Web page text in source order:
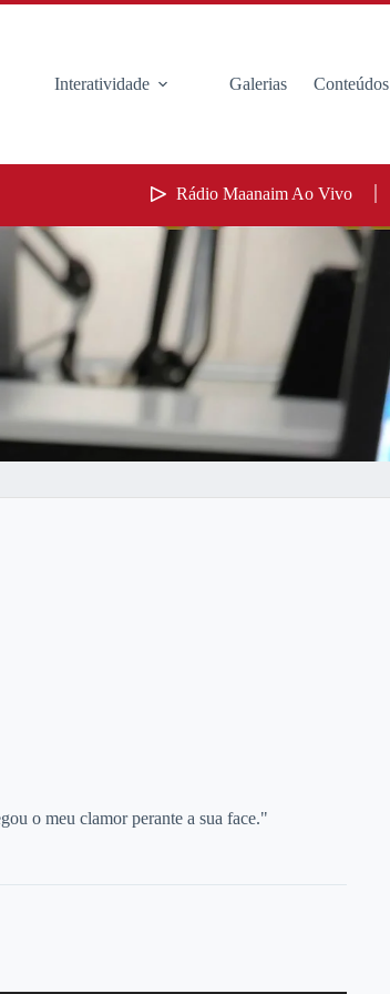
Interatividade Galerias Conteúdos
Rádio Maanaim Ao Vivo
o meu clamor perante a sua face."